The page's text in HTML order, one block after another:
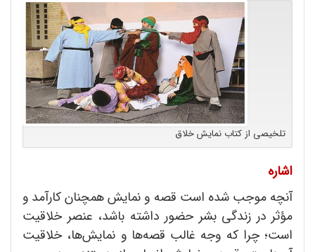
تلخیصی از کتاب نمایش خلاق
اشاره
آنچه موجب شده است قصه و نمایش همچنان کارآمد و
مؤثر در زندگی بشر حضور داشته باشد، عنصر خلاقیت
است؛ چرا که وجه غالب قصه‌ها و نمایش‌ها، خلاقیت